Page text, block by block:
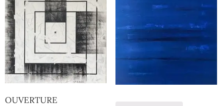
OUVERTURE